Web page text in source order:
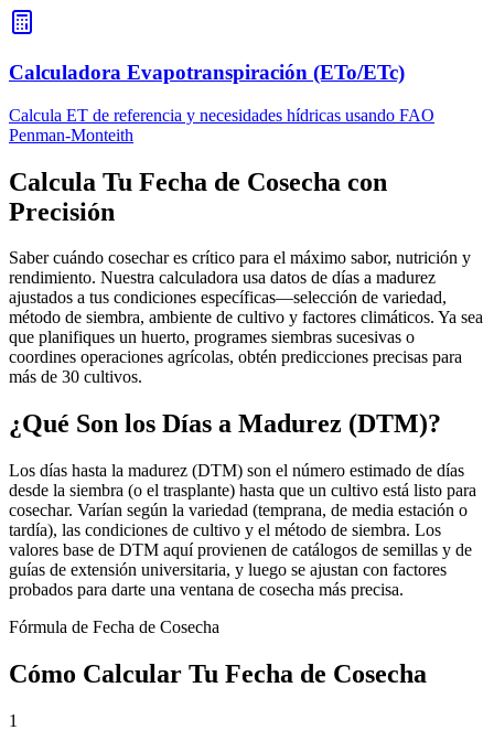
Calculadora Evapotranspiración (ETo/ETc)
Calcula ET de referencia y necesidades hídricas usando FAO
Penman-Monteith
Calcula Tu Fecha de Cosecha con
Precisión
Saber cuándo cosechar es crítico para el máximo sabor, nutrición y
rendimiento. Nuestra calculadora usa datos de días a madurez
ajustados a tus condiciones específicas—selección de variedad,
método de siembra, ambiente de cultivo y factores climáticos. Ya sea
que planifiques un huerto, programes siembras sucesivas o
coordines operaciones agrícolas, obtén predicciones precisas para
más de 30 cultivos.
¿Qué Son los Días a Madurez (DTM)?
Los días hasta la madurez (DTM) son el número estimado de días
desde la siembra (o el trasplante) hasta que un cultivo está listo para
cosechar. Varían según la variedad (temprana, de media estación o
tardía), las condiciones de cultivo y el método de siembra. Los
valores base de DTM aquí provienen de catálogos de semillas y de
guías de extensión universitaria, y luego se ajustan con factores
probados para darte una ventana de cosecha más precisa.
Fórmula de Fecha de Cosecha
Cómo Calcular Tu Fecha de Cosecha
1